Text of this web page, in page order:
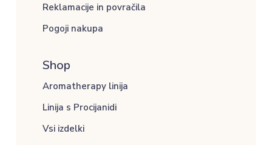
Reklamacije in povračila
Pogoji nakupa
Shop
Aromatherapy linija
Linija s Procijanidi
Vsi izdelki